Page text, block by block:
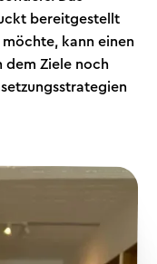
bereitgestellt
kann einen
dem Ziele noch